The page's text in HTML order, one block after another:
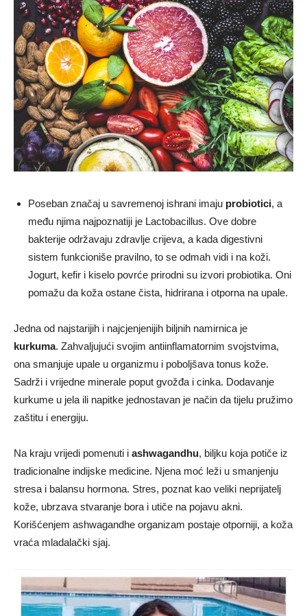
Poseban značaj u savremenoj ishrani imaju probiotici, a
među njima najpoznatiji je Lactobacillus. Ove dobre
bakterije održavaju zdravlje crijeva, a kada digestivni
sistem funkcioniše pravilno, to se odmah vidi i na koži.
Jogurt, kefir i kiselo povrće prirodni su izvori probiotika. Oni
pomažu da koža ostane čista, hidrirana i otporna na upale.
Jedna od najstarijih i najcjenjenijih biljnih namirnica je
kurkuma. Zahvaljujući svojim antiinflamatornim svojstvima,
ona smanjuje upale u organizmu i poboljšava tonus kože.
Sadrži i vrijedne minerale poput gvožđa i cinka. Dodavanje
kurkume u jela ili napitke jednostavan je način da tijelu pružimo
zaštitu i energiju.
Na kraju vrijedi pomenuti i ashwagandhu, biljku koja potiče iz
tradicionalne indijske medicine. Njena moć leži u smanjenju
stresa i balansu hormona. Stres, poznat kao veliki neprijatelj
kože, ubrzava stvaranje bora i utiče na pojavu akni.
Korišćenjem ashwagandhe organizam postaje otporniji, a koža
vraća mladalački sjaj.